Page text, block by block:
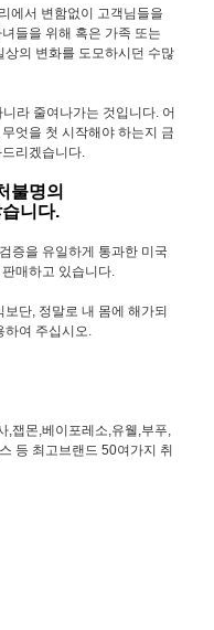
에서 변함없이 고객님들을
들을 위해 혹은 가족 또는
의 변화를 도모하시던 수많
라 줄여나가는 것입니다. 어
엇을 첫 시작해야 하는지 금
리겠습니다.
불명의
니다.
증을 유일하게 통과한 미국
매하고 있습니다.
단, 정말로 내 몸에 해가되
하여 주십시오.
,잽몬,베이포레소,유웰,부푸,
등 최고브랜드 50여가지 취